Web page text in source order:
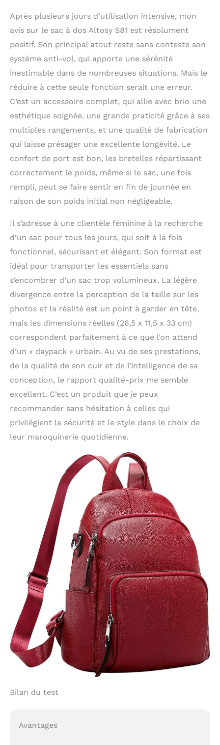
Après plusieurs jours d’utilisation intensive, mon
avis sur le sac à dos Altosy S81 est résolument
positif. Son principal atout reste sans conteste son
système anti-vol, qui apporte une sérénité
inestimable dans de nombreuses situations. Mais le
réduire à cette seule fonction serait une erreur.
C’est un accessoire complet, qui allie avec brio une
esthétique soignée, une grande praticité grâce à ses
multiples rangements, et une qualité de fabrication
qui laisse présager une excellente longévité. Le
confort de port est bon, les bretelles répartissant
correctement le poids, même si le sac, une fois
rempli, peut se faire sentir en fin de journée en
raison de son poids initial non négligeable.
Il s’adresse à une clientèle féminine à la recherche
d’un sac pour tous les jours, qui soit à la fois
fonctionnel, sécurisant et élégant. Son format est
idéal pour transporter les essentiels sans
s’encombrer d’un sac trop volumineux. La légère
divergence entre la perception de la taille sur les
photos et la réalité est un point à garder en tête,
mais les dimensions réelles (26,5 x 11,5 x 33 cm)
correspondent parfaitement à ce que l’on attend
d’un « daypack » urbain. Au vu de ses prestations,
de la qualité de son cuir et de l’intelligence de sa
conception, le rapport qualité-prix me semble
excellent. C’est un produit que je peux
recommander sans hésitation à celles qui
privilégient la sécurité et le style dans le choix de
leur maroquinerie quotidienne.
Bilan du test
Avantages